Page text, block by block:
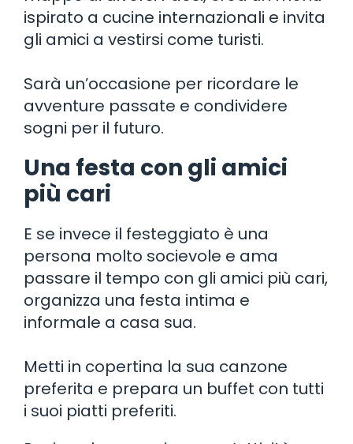
ispirato a cucine internazionali e invita
gli amici a vestirsi come turisti.
Sarà un’occasione per ricordare le
avventure passate e condividere
sogni per il futuro.
Una festa con gli amici
più cari
E se invece il festeggiato è una
persona molto socievole e ama
passare il tempo con gli amici più cari,
organizza una festa intima e
informale a casa sua.
Metti in copertina la sua canzone
preferita e prepara un buffet con tutti
i suoi piatti preferiti.